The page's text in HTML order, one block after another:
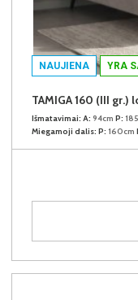
NAUJIENA YRA
TAMIGA 160 (III gr.)
Išmatavimai: A: 94cm P:
Miegamoji dalis: P: 160cm